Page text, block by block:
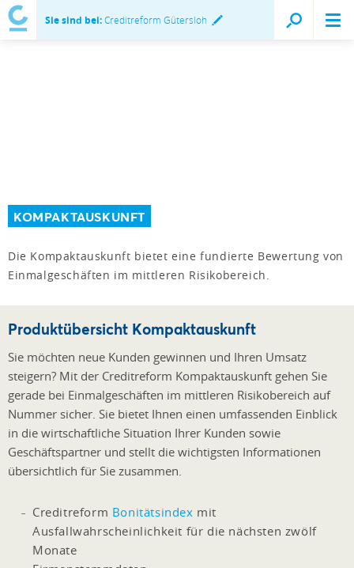
Sie sind bei:Creditreform Gütersloh
KOMPAKTAUSKUNFT
Die Kompaktauskunft bietet eine fundierte Bewertung von
Einmalgeschäften im mittleren Risikobereich.
Produktübersicht Kompaktauskunft
Sie möchten neue Kunden gewinnen und Ihren Umsatz
steigern? Mit der Creditreform Kompaktauskunft gehen Sie
gerade bei Einmalgeschäften im mittleren Risikobereich auf
Nummer sicher. Sie bietet Ihnen einen umfassenden Einblick
in die wirtschaftliche Situation Ihrer Kunden sowie
Geschäftspartner und stellt die wichtigsten Informationen
übersichtlich für Sie zusammen.
Creditreform Bonitätsindex mit
Ausfallwahrscheinlichkeit für die nächsten zwölf
Monate